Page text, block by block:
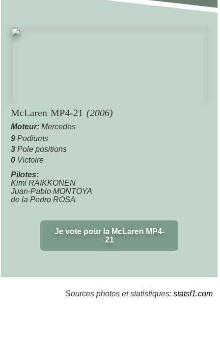
McLaren MP4-21 (2006)
Moteur: Mercedes
9 Podiums
3 Pole positions
0 Victoire
Pilotes:
Kimi RAIKKONEN
Juan-Pablo MONTOYA
de la Pedro ROSA
Je vote pour la McLaren MP4-
21
Sources photos et statistiques: statsf1.com